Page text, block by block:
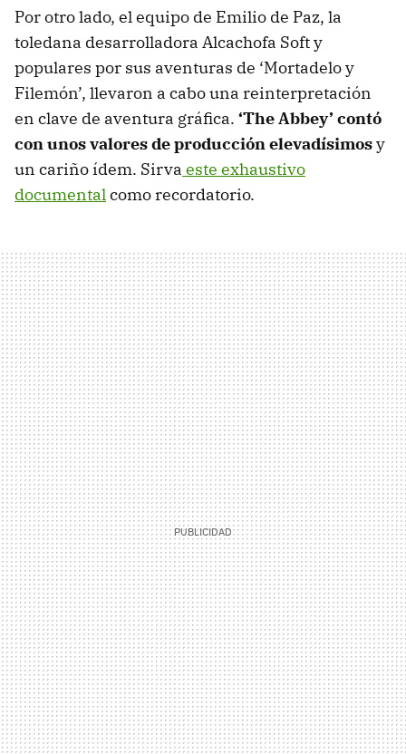
Por otro lado, el equipo de Emilio de Paz, la
toledana desarrolladora Alcachofa Soft y
populares por sus aventuras de ‘Mortadelo y
Filemón’, llevaron a cabo una reinterpretación
en clave de aventura gráfica. ‘The Abbey’ contó
con unos valores de producción elevadísimosy
un cariño ídem. Sirva este exhaustivo
documentalcomo recordatorio.